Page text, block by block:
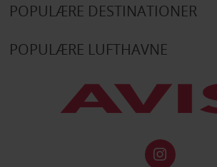
POPULÆRE DESTINATIONER
POPULÆRE LUFTHAVNE